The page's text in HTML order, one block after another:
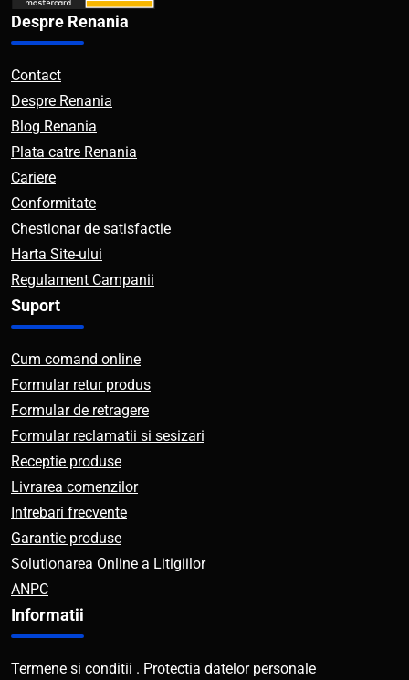
Despre Renania
Contact
Despre Renania
Blog Renania
Plata catre Renania
Cariere
Conformitate
Chestionar de satisfactie
Harta Site-ului
Regulament Campanii
Suport
Cum comand online
Formular retur produs
Formular de retragere
Formular reclamatii si sesizari
Receptie produse
Livrarea comenzilor
Intrebari frecvente
Garantie produse
Solutionarea Online a Litigiilor
ANPC
Informatii
Termene si conditii . Protectia datelor personale